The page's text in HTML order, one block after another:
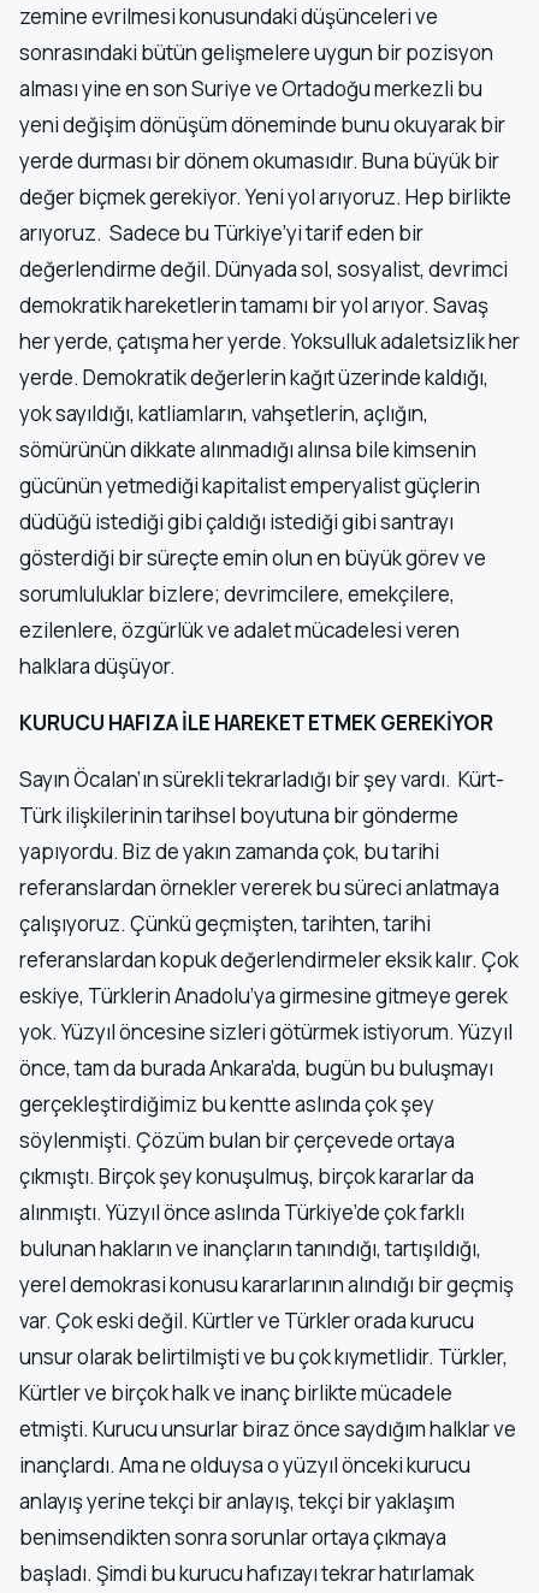
zemine evrilmesi konusundaki düşünceleri ve
sonrasındaki bütün gelişmelere uygun bir pozisyon
alması yine en son Suriye ve Ortadoğu merkezli bu
yeni değişim dönüşüm döneminde bunu okuyarak bir
yerde durması bir dönem okumasıdır. Buna büyük bir
değer biçmek gerekiyor. Yeni yol arıyoruz. Hep birlikte
arıyoruz. Sadece bu Türkiye’yi tarif eden bir
değerlendirme değil. Dünyada sol, sosyalist, devrimci
demokratik hareketlerin tamamı bir yol arıyor. Savaş
her yerde, çatışma her yerde. Yoksulluk adaletsizlik her
yerde. Demokratik değerlerin kağıt üzerinde kaldığı,
yok sayıldığı, katliamların, vahşetlerin, açlığın,
sömürünün dikkate alınmadığı alınsa bile kimsenin
gücünün yetmediği kapitalist emperyalist güçlerin
düdüğü istediği gibi çaldığı istediği gibi santrayı
gösterdiği bir süreçte emin olun en büyük görev ve
sorumluluklar bizlere; devrimcilere, emekçilere,
ezilenlere, özgürlük ve adalet mücadelesi veren
halklara düşüyor.
KURUCU HAFIZA İLE HAREKET ETMEK GEREKİYOR
Sayın Öcalan’ın sürekli tekrarladığı bir şey vardı. Kürt-
Türk ilişkilerinin tarihsel boyutuna bir gönderme
yapıyordu. Biz de yakın zamanda çok, bu tarihi
referanslardan örnekler vererek bu süreci anlatmaya
çalışıyoruz. Çünkü geçmişten, tarihten, tarihi
referanslardan kopuk değerlendirmeler eksik kalır. Çok
eskiye, Türklerin Anadolu’ya girmesine gitmeye gerek
yok. Yüzyıl öncesine sizleri götürmek istiyorum. Yüzyıl
önce, tam da burada Ankara’da, bugün bu buluşmayı
gerçekleştirdiğimiz bu kentte aslında çok şey
söylenmişti. Çözüm bulan bir çerçevede ortaya
çıkmıştı. Birçok şey konuşulmuş, birçok kararlar da
alınmıştı. Yüzyıl önce aslında Türkiye’de çok farklı
bulunan hakların ve inançların tanındığı, tartışıldığı,
yerel demokrasi konusu kararlarının alındığı bir geçmiş
var. Çok eski değil. Kürtler ve Türkler orada kurucu
unsur olarak belirtilmişti ve bu çok kıymetlidir. Türkler,
Kürtler ve birçok halk ve inanç birlikte mücadele
etmişti. Kurucu unsurlar biraz önce saydığım halklar ve
inançlardı. Ama ne olduysa o yüzyıl önceki kurucu
anlayış yerine tekçi bir anlayış, tekçi bir yaklaşım
benimsendikten sonra sorunlar ortaya çıkmaya
başladı. Şimdi bu kurucu hafızayı tekrar hatırlamak